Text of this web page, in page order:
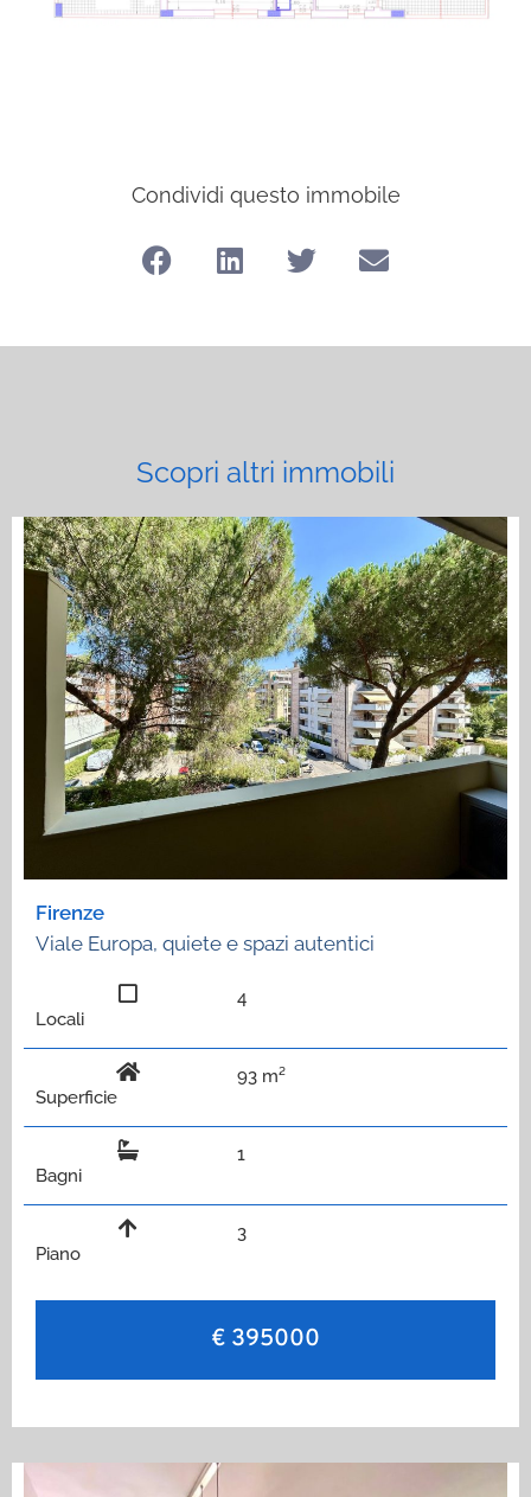
Condividi questo immobile
Scopri altri immobili
Firenze
Viale Europa, quiete e spazi autentici
Locali
4
Superficie
93 m²
Bagni
1
Piano
3
€ 395000